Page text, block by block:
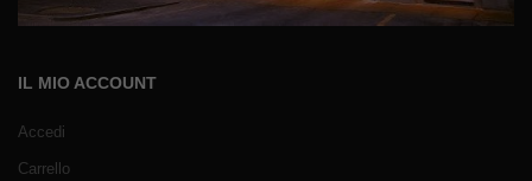
IL MIO ACCOUNT
Accedi
Carrello